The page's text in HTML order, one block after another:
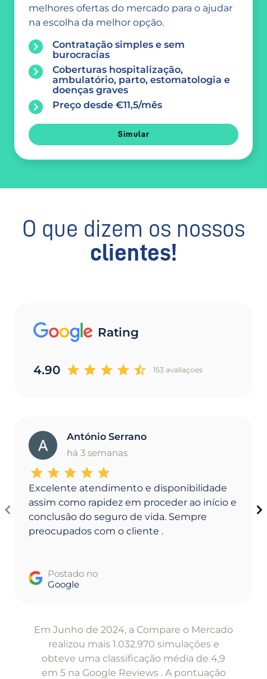
melhores ofertas do mercado para o ajudar
na escolha da melhor opção.
Contratação simples e sem
burocracias
Coberturas hospitalização,
ambulatório, parto, estomatologia e
doenças graves
Preço desde €11,5/mês
Simular
O que dizem os nossos
clientes!
Rating
4.90 153 avaliaçoes
A
António Serrano
há 3 semanas
Excelente atendimento e disponibilidade
assim como rapidez em proceder ao início e
conclusão do seguro de vida. Sempre
preocupados com o cliente .
Postado no
Google
Em Junho de 2024, a Compare o Mercado
realizou mais 1.032.970 simulações e
obteve uma classificação média de 4,9
em 5 na Google Reviews . A pontuação